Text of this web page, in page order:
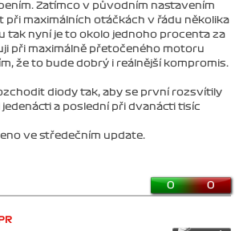
Zatímco v původním nastavením
maximálních otáčkách v řádu několika
tak nyní je to okolo jednoho procenta za
při maximálně přetočeného motoru
že to bude dobrý i reálnější kompromis.
diody tak, aby se první rozsvítily
a poslední při dvanácti tisíc
ve středečním update.
0 0